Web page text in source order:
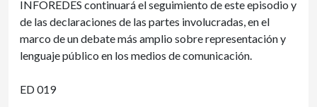
INFOREDES continuará el seguimiento de este episodio y
de las declaraciones de las partes involucradas, en el
marco de un debate más amplio sobre representación y
lenguaje público en los medios de comunicación.
ED 019